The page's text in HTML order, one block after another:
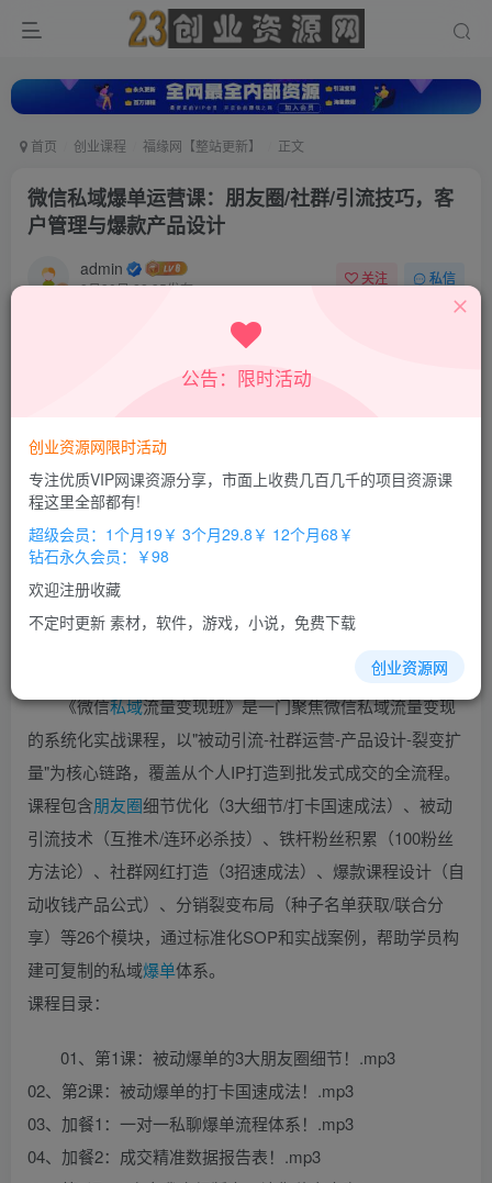
首页 创业课程 福缘网【整站更新】 正文
微信私域爆单运营课：朋友圈/社群/引流技巧，客
户管理与爆款产品设计
admin
8月30日 22:35发布
关注 私信
超级会员
立即购买
您当前未登录！建议登陆后购买，办理会员包月更省钱，可保存购
《微信私域流量变现班》是一门聚焦微信私域流量变现
的系统化实战课程，以"被动引流-社群运营-产品设计-裂变扩
量"为核心链路，覆盖从个人IP打造到批发式成交的全流程。
课程包含朋友圈细节优化（3大细节/打卡国速成法）、被动
引流技术（互推术/连环必杀技）、铁杆粉丝积累（100粉丝
方法论）、社群网红打造（3招速成法）、爆款课程设计（自
动收钱产品公式）、分销裂变布局（种子名单获取/联合分
享）等26个模块，通过标准化SOP和实战案例，帮助学员构
建可复制的私域爆单体系。
课程目录：
01、第1课：被动爆单的3大朋友圈细节！.mp3
02、第2课：被动爆单的打卡国速成法！.mp3
03、加餐1：一对一私聊爆单流程体系！.mp3
04、加餐2：成交精准数据报告表！.mp3
公告：限时活动
创业资源网限时活动
专注优质VIP网课资源分享，市面上收费几百几千的项目资源课
程这里全部都有!
超级会员：1个月19￥ 3个月29.8￥ 12个月68￥
钻石永久会员：￥98
欢迎注册收藏
不定时更新 素材，软件，游戏，小说，免费下载
创业资源网